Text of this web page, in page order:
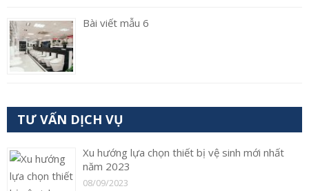
Bài viết mẫu 6
TƯ VẤN DỊCH VỤ
Xu hướng lựa chọn thiết bị vệ sinh mới nhất
năm 2023
08/09/2023